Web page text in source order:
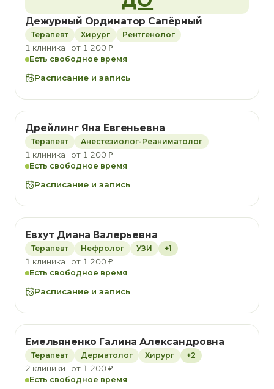
Дежурный Ординатор Сапёрный
Терапевт Хирург Рентгенолог
1 клиника · от 1 200 ₽
Есть свободное время
Расписание и запись
Дрейлинг Яна Евгеньевна
Терапевт Анестезиолог-Реаниматолог
1 клиника · от 1 200 ₽
Есть свободное время
Расписание и запись
Евхут Диана Валерьевна
Терапевт Нефролог УЗИ +1
1 клиника · от 1 200 ₽
Есть свободное время
Расписание и запись
Емельяненко Галина Александровна
Терапевт Дерматолог Хирург +2
2 клиники · от 1 200 ₽
Есть свободное время